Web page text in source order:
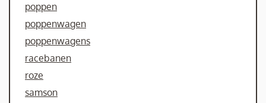
poppen
poppenwagen
poppenwagens
racebanen
roze
samson